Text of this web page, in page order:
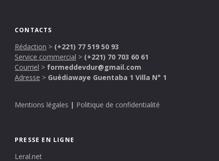
CONTACTS
Rédaction > (+221) 77 519 50 93
Service commercial > (+221) 70 703 60 61
Courriel > formeddevdur@gmail.com
Adresse > Guédiawaye Guentaba 1 Villa N° 1
Mentions légales | Politique de confidentialité
PRESSE EN LIGNE
Leral.net